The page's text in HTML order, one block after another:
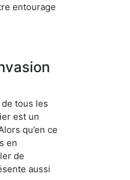
entourage
tous les
est un
qu’en ce
en
de
aussi